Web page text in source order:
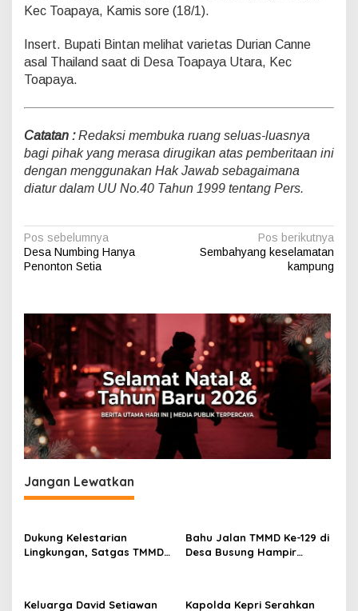
Kec Toapaya, Kamis sore (18/1).
Insert. Bupati Bintan melihat varietas Durian Canne
asal Thailand saat di Desa Toapaya Utara, Kec
Toapaya.
Catatan :Redaksi membuka ruang seluas-luasnya
bagi pihak yang merasa dirugikan atas pemberitaan ini
dengan menggunakan Hak Jawab sebagaimana
diatur dalam UU No.40 Tahun 1999 tentang Pers.
N
a
i
g
a
i
p
o
s
Pos sebelumnya
Desa Numbing Hanya
Penonton Setia
Pos berikutnya
Sembahyang keselamatan
kampung
Jangan Lewatkan
Dukung Kelestarian
Lingkungan, Satgas TMMD
Bahu Jalan TMMD Ke-129 di
Desa Busung Hampir
Keluarga David Setiawan
Kapolda Kepri Serahkan